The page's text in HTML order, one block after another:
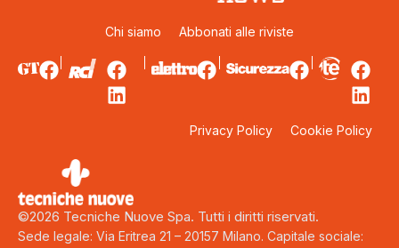
Chi siamo Abbonati alle riviste
Privacy Policy Cookie Policy
©2026 Tecniche Nuove Spa. Tutti i diritti riservati.
Sede legale: Via Eritrea 21 – 20157 Milano. Capitale sociale: